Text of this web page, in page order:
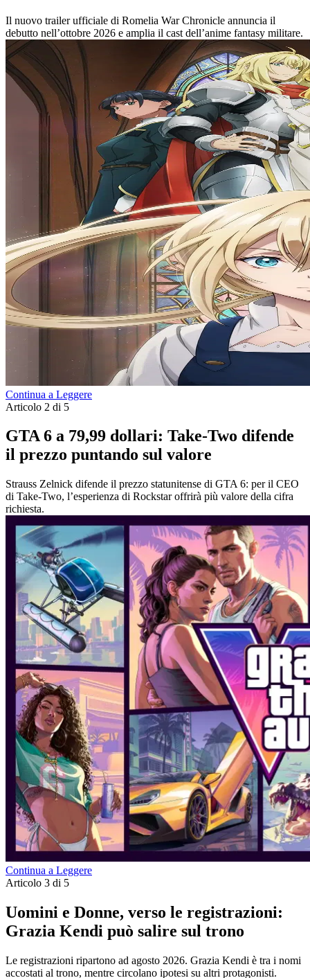
Il nuovo trailer ufficiale di Romelia War Chronicle annuncia il
debutto nell’ottobre 2026 e amplia il cast dell’anime fantasy militare.
Continua a Leggere
Articolo 2 di 5
GTA 6 a 79,99 dollari: Take-Two difende
il prezzo puntando sul valore
Strauss Zelnick difende il prezzo statunitense di GTA 6: per il CEO
di Take-Two, l’esperienza di Rockstar offrirà più valore della cifra
richiesta.
Continua a Leggere
Articolo 3 di 5
Uomini e Donne, verso le registrazioni:
Grazia Kendi può salire sul trono
Le registrazioni ripartono ad agosto 2026. Grazia Kendi è tra i nomi
accostati al trono, mentre circolano ipotesi su altri protagonisti.